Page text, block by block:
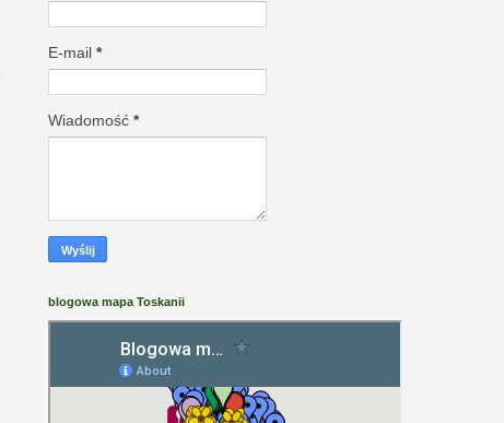
E-mail *
Wiadomość *
blogowa mapa Toskanii